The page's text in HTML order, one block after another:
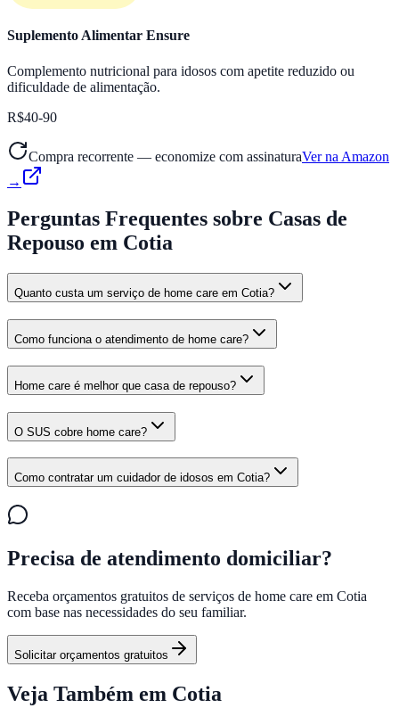
Suplemento Alimentar Ensure
Complemento nutricional para idosos com apetite reduzido ou
dificuldade de alimentação.
R$40-90
Compra recorrente — economize com assinaturaVer na Amazon
→
Perguntas Frequentes sobre Casas de
Repouso em Cotia
Quanto custa um serviço de home care em Cotia?
Como funciona o atendimento de home care?
Home care é melhor que casa de repouso?
O SUS cobre home care?
Como contratar um cuidador de idosos em Cotia?
Precisa de atendimento domiciliar?
Receba orçamentos gratuitos de serviços de home care em Cotia
com base nas necessidades do seu familiar.
Solicitar orçamentos gratuitos
Veja Também em Cotia